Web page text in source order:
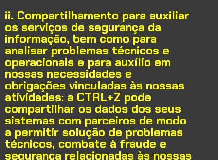
ii. Compartilhamento para auxiliar
os serviços de segurança da
informação, bem como para
analisar problemas técnicos e
operacionais e para auxílio em
nossas necessidades e
obrigações vinculadas às nossas
atividades: a CTRL+Z pode
compartilhar os dados dos seus
sistemas com parceiros de modo
a permitir solução de problemas
técnicos, combate à fraude e
segurança relacionadas às nossas